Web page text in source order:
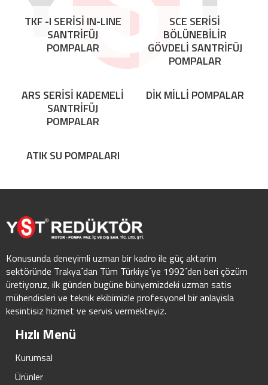
TKF -I SERİSİ IN-LINE
SANTRİFÜJ
POMPALAR
SCE SERİSİ
BÖLÜNEBİLİR
GÖVDELİ SANTRİFÜJ
POMPALAR
ARS SERİSİ KADEMELİ
SANTRİFÜJ
POMPALAR
DİK MİLLİ POMPALAR
ATIK SU POMPALARI
Konusunda deneyimli uzman bir kadro ile güç aktarim
sektöründe Trakya´dan Tüm Türkiye´ye 1992´den beri çözüm
üretiyoruz, ilk günden bugüne bünyemizdeki uzman satis
mühendisleri ve teknik ekibimizle profesyonel bir anlayisla
kesintisiz hizmet ve servis vermekteyiz.
Hızlı Menü
Kurumsal
Ürünler